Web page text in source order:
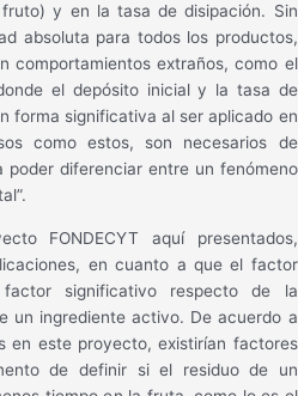
y en la tasa de disipación. Sin
absoluta para todos los productos,
comportamientos extraños, como el
el depósito inicial y la tasa de
forma significativa al ser aplicado en
como estos, son necesarios de
poder diferenciar entre un fenómeno
FONDECYT aquí presentados,
en cuanto a que el factor
significativo respecto de la
un ingrediente activo. De acuerdo a
en este proyecto, existirían factores
de definir si el residuo de un